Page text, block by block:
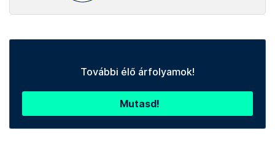
További élő árfolyamok!
Mutasd!